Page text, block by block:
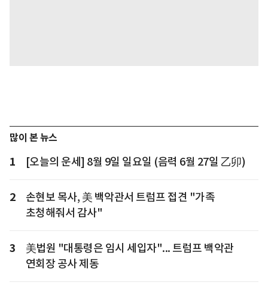
많이 본 뉴스
1 [오늘의 운세] 8월 9일 일요일 (음력 6월 27일 乙卯)
2
손현보 목사, 美 백악관서 트럼프 접견 "가족
초청해줘서 감사"
3
美법원 "대통령은 임시 세입자"... 트럼프 백악관
연회장 공사 제동